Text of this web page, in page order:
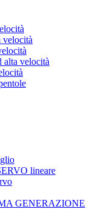
velocità
alta velocità
lineare
GENERAZIONE